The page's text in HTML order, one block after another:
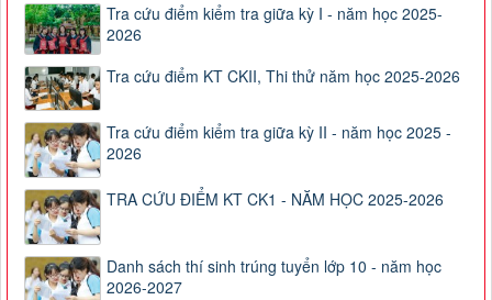
Tra cứu điểm kiểm tra giữa kỳ I - năm học 2025-
2026
Tra cứu điểm KT CKII, Thi thử năm học 2025-2026
Tra cứu điểm kiểm tra giữa kỳ II - năm học 2025 -
2026
TRA CỨU ĐIỂM KT CK1 - NĂM HỌC 2025-2026
Danh sách thí sinh trúng tuyển lớp 10 - năm học
2026-2027